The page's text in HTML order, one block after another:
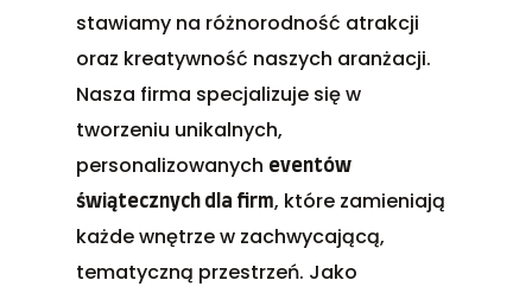
stawiamy na różnorodność atrakcji
oraz kreatywność naszych aranżacji.
Nasza firma specjalizuje się w
tworzeniu unikalnych,
personalizowanych eventów
świątecznych dla firm, które zamieniają
każde wnętrze w zachwycającą,
tematyczną przestrzeń. Jako